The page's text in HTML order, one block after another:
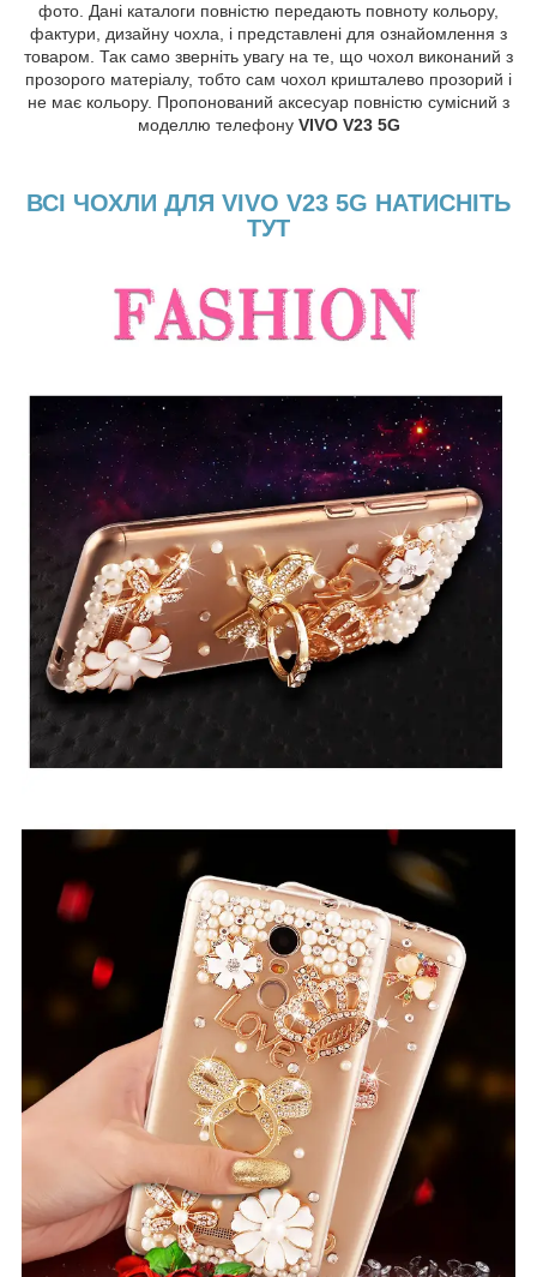
фото. Дані каталоги повністю передають повноту кольору,
фактури, дизайну чохла, і представлені для ознайомлення з
товаром. Так само зверніть увагу на те, що чохол виконаний з
прозорого матеріалу, тобто сам чохол кришталево прозорий і
не має кольору. Пропонований аксесуар повністю сумісний з
моделлю телефону VIVO V23 5G
ВСІ ЧОХЛИ ДЛЯ VIVO V23 5G НАТИСНІТЬ
ТУТ